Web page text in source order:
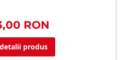
RON
produs